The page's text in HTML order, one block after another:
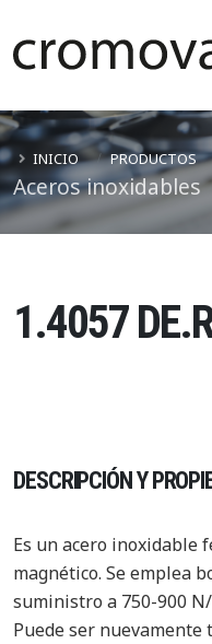
Aceros inoxidables
INICIO PRODUCTOS
1.4057
DESCRIPCIÓN Y
Es un acero inoxidable
magnético. Se emplea
suministro a 750-900 N/
Puede ser nuevamente